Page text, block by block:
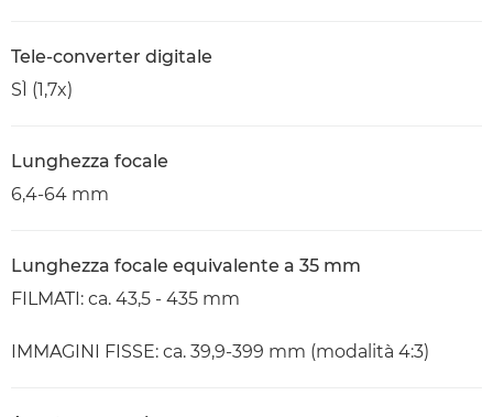
Tele-converter digitale
SÌ (1,7x)
Lunghezza focale
6,4-64 mm
Lunghezza focale equivalente a 35 mm
FILMATI: ca. 43,5 - 435 mm
IMMAGINI FISSE: ca. 39,9-399 mm (modalità 4:3)